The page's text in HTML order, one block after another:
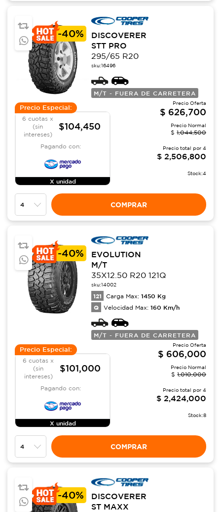
-40%
DISCOVERER
STT PRO
295/65 R20
sku:16496
M/T - FUERA DE CARRETERA
Precio Especial:
6 cuotas x
(sin
intereses)
$104,450
Pagando con:
X unidad
Precio Oferta
$ 626,700
Precio Normal
$ 1,044,500
Precio total por 4
$ 2,506,800
Stock:4
COMPRAR
-40%
EVOLUTION
M/T
35X12.50 R20 121Q
sku:14002
121 Carga Max: 1450 Kg
Q Velocidad Max: 160 Km/h
M/T - FUERA DE CARRETERA
Precio Especial:
6 cuotas x
(sin
intereses)
$101,000
Pagando con:
X unidad
Precio Oferta
$ 606,000
Precio Normal
$ 1,010,000
Precio total por 4
$ 2,424,000
Stock:8
COMPRAR
-40%
DISCOVERER
ST MAXX